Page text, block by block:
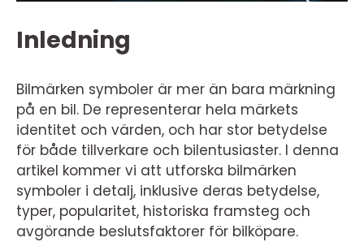
Inledning
Bilmärken symboler är mer än bara märkning
på en bil. De representerar hela märkets
identitet och värden, och har stor betydelse
för både tillverkare och bilentusiaster. I denna
artikel kommer vi att utforska bilmärken
symboler i detalj, inklusive deras betydelse,
typer, popularitet, historiska framsteg och
avgörande beslutsfaktorer för bilköpare.